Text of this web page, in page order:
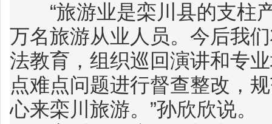
“旅游业是栾川县的支柱
万名旅游从业人员。今后我
法教育，组织巡回演讲和专
点难点问题进行督查整改，
心来栾川旅游。”孙欣欣说。